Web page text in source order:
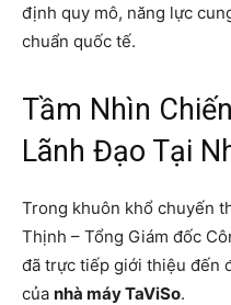
định quy mô, năng lực
chuẩn quốc tế.
Tầm Nhìn
Lãnh Đạo Tại
Trong khuôn khổ chuyến
Thịnh – Tổng Giám đốc
đã trực tiếp giới thiệu đến
của nhà máy TaViSo.